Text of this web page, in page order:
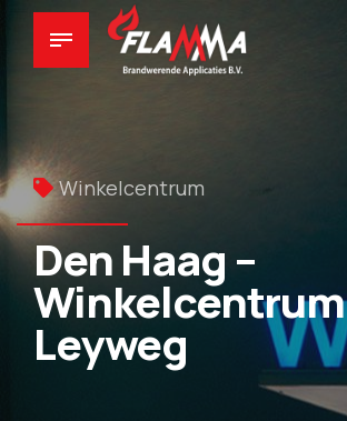
Winkelcentrum
Den Haag –
Winkelcentrum
Leyweg